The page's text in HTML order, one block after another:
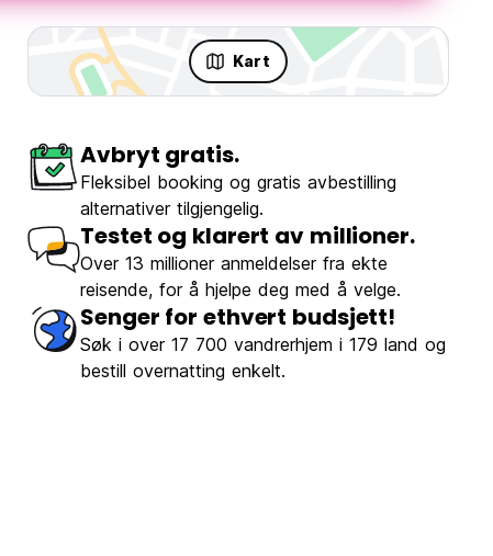
Kart
Avbryt gratis.
Fleksibel booking og gratis avbestilling
alternativer tilgjengelig.
Testet og klarert av millioner.
Over 13 millioner anmeldelser fra ekte
reisende, for å hjelpe deg med å velge.
Senger for ethvert budsjett!
Søk i over 17 700 vandrerhjem i 179 land og
bestill overnatting enkelt.